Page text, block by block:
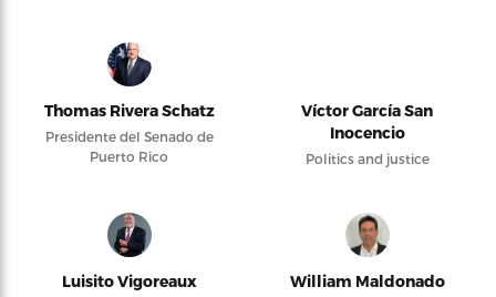
Thomas Rivera Schatz
Presidente del Senado de
Puerto Rico
Víctor García San
Inocencio
Politics and justice
Luisito Vigoreaux William Maldonado